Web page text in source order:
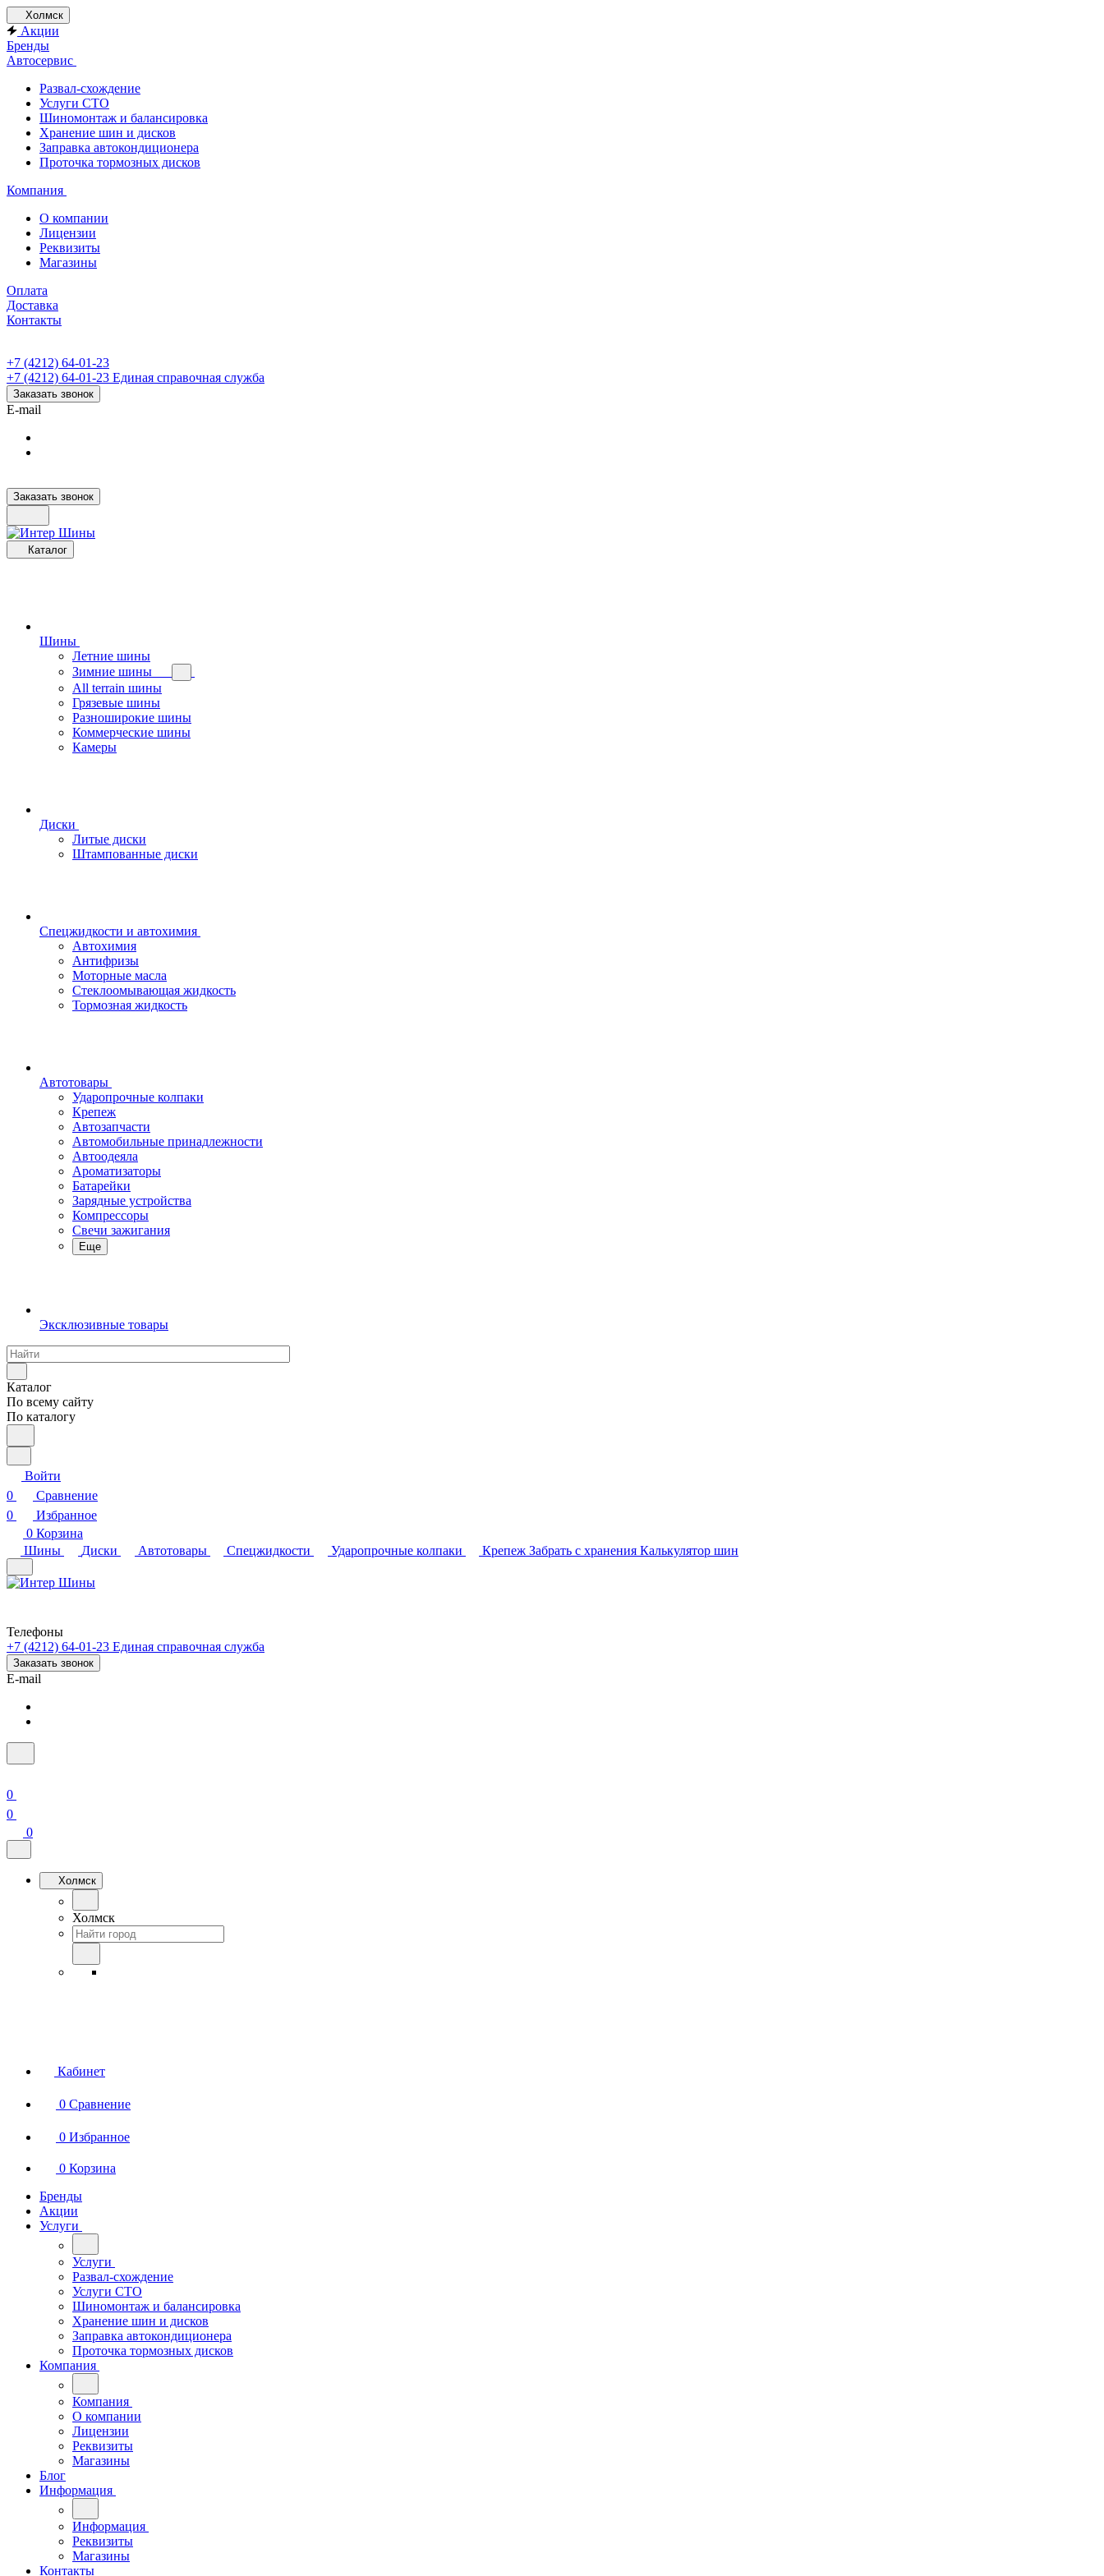
Холмск
Акции
Бренды
Автосервис
Развал-схождение
Услуги СТО
Шиномонтаж и балансировка
Хранение шин и дисков
Заправка автокондиционера
Проточка тормозных дисков
Компания
О компании
Лицензии
Реквизиты
Магазины
Оплата
Доставка
Контакты
+7 (4212) 64-01-23
+7 (4212) 64-01-23 Единая справочная служба
Заказать звонок
E-mail
Заказать звонок
Каталог
Шины
Летние шины
Зимние шины
All terrain шины
Грязевые шины
Разноширокие шины
Коммерческие шины
Камеры
Диски
Литые диски
Штампованные диски
Спецжидкости и автохимия
Автохимия
Антифризы
Моторные масла
Стеклоомывающая жидкость
Тормозная жидкость
Автотовары
Ударопрочные колпаки
Крепеж
Автозапчасти
Автомобильные принадлежности
Автоодеяла
Ароматизаторы
Батарейки
Зарядные устройства
Компрессоры
Свечи зажигания
Еще
Эксклюзивные товары
Каталог
По всему сайту
По каталогу
Войти
0
Сравнение
0
Избранное
0 Корзина
Шины
Диски Автотовары Спецжидкости Ударопрочные колпаки Крепеж Забрать с хранения Калькулятор шин
Телефоны
+7 (4212) 64-01-23 Единая справочная служба
Заказать звонок
E-mail
0
0
0
Холмск
Холмск
Кабинет
0 Сравнение
0 Избранное
0 Корзина
Бренды
Акции
Услуги
Услуги
Развал-схождение
Услуги СТО
Шиномонтаж и балансировка
Хранение шин и дисков
Заправка автокондиционера
Проточка тормозных дисков
Компания
Компания
О компании
Лицензии
Реквизиты
Магазины
Блог
Информация
Информация
Реквизиты
Магазины
Контакты